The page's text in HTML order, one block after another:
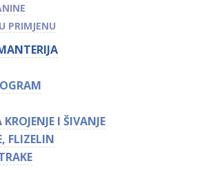
PRIMJENU
I ŠIVANJE
FLIZELIN